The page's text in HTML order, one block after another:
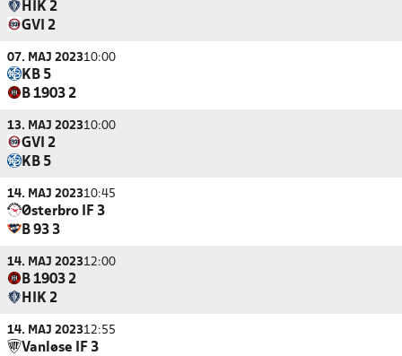
HIK 2
GVI 2
07. MAJ 202310:00
KB 5
B 1903 2
13. MAJ 202310:00
GVI 2
KB 5
14. MAJ 202310:45
Østerbro IF 3
B 93 3
14. MAJ 202312:00
B 1903 2
HIK 2
14. MAJ 202312:55
Vanløse IF 3